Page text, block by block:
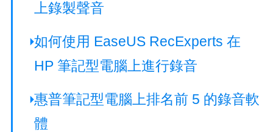
上錄製聲音
如何使用 EaseUS RecExperts 在
HP 筆記型電腦上進行錄音
惠普筆記型電腦上排名前 5 的錄音軟
體